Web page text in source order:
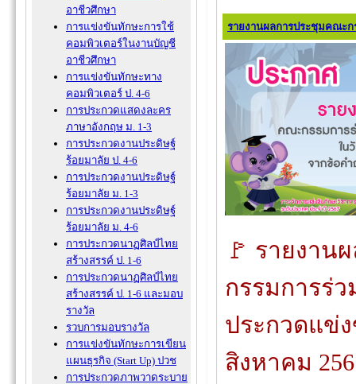
อาชีวศึกษา
การแข่งขันทักษะการใช้
คอมพิวเตอร์ในงานบัญชี
อาชีวศึกษา
การแข่งขันทักษะทาง
คอมพิวเตอร์ ป. 4-6
การประกวดแสดงละคร
ภาษาอังกฤษ ม. 1-3
การประกวดงานประดิษฐ์
ร้อยมาลัย ป. 4-6
การประกวดงานประดิษฐ์
ร้อยมาลัย ม. 1-3
การประกวดงานประดิษฐ์
ร้อยมาลัย ม. 4-6
การประกวดนาฏศิลป์ไทย
สร้างสรรค์ ป. 1-6
การประกวดนาฏศิลป์ไทย
สร้างสรรค์ ป. 1-6 และมอบ
รางวัล
รวบการมอบรางวัล
การแข่งขันทักษะการเขียน
แผนธุรกิจ (Start Up) ปวช
การประกวดภาพวาดระบาย
รายงานผลการประชุมคณะ
🚩 รายงาน
กรรมการร่
ประกวดแข่
สิงหาคม